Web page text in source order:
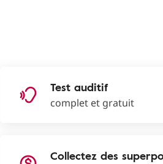
Test auditif
complet et gratuit
Collectez des